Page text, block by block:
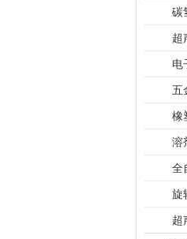
碳
超
电
五
橡
溶
全
旋
超